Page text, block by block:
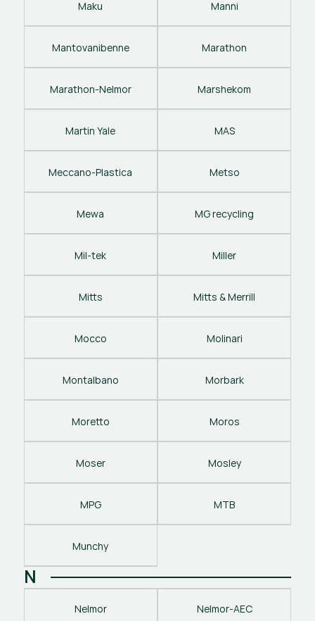
Maku Manni
Mantovanibenne Marathon
Marathon-Nelmor Marshekom
Martin Yale MAS
Meccano-Plastica Metso
Mewa MG recycling
Mil-tek Miller
Mitts Mitts & Merrill
Mocco Molinari
Montalbano Morbark
Moretto Moros
Moser Mosley
MPG MTB
Munchy
N
Nelmor Nelmor-AEC